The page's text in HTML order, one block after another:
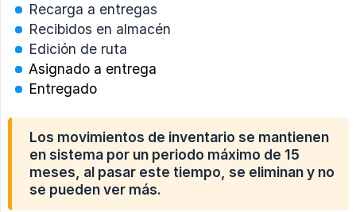
Recarga a entregas
Recibidos en almacén
Edición de ruta
Asignado a entrega
Entregado
Los movimientos de inventario se mantienen
en sistema por un periodo máximo de 15
meses, al pasar este tiempo, se eliminan y no
se pueden ver más.